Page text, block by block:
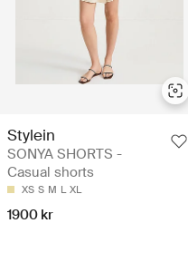
Stylein
SONYA SHORTS -
Casual shorts
XS S M L XL
1900 kr